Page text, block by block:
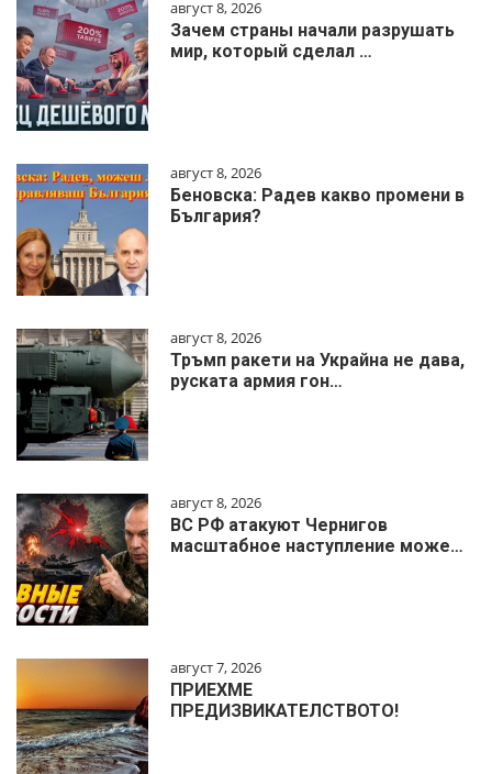
август 8, 2026
Зачем страны начали разрушать
мир, который сделал …
август 8, 2026
Беновска: Радев какво промени в
България?
август 8, 2026
Тръмп ракети на Украйна не дава,
руската армия гон…
август 8, 2026
ВС РФ атакуют Чернигов
масштабное наступление може…
август 7, 2026
ПРИЕХМЕ
ПРЕДИЗВИКАТЕЛСТВОТО!